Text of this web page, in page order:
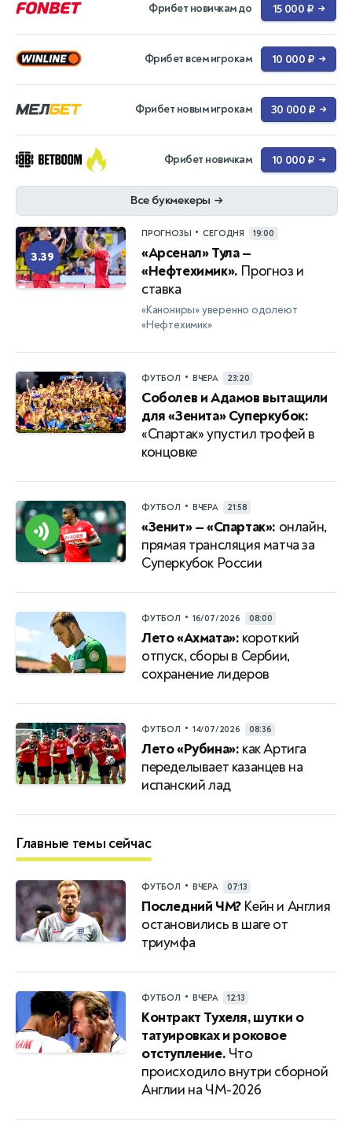
Фрибет новичкам до 15 000 ₽ →
Фрибет всем игрокам 10 000 ₽ →
Фрибет новым игрокам 30 000 ₽ →
Фрибет новичкам 10 000 ₽ →
Все букмекеры →
3.39
ПРОГНОЗЫ • СЕГОДНЯ 19:00
«Арсенал» Тула —
«Нефтехимик». Прогноз и
ставка
«Канониры» уверенно одолеют
«Нефтехимик»
ФУТБОЛ • ВЧЕРА 23:20
Соболев и Адамов вытащили
для «Зенита» Суперкубок:
«Спартак» упустил трофей в
концовке
ФУТБОЛ • ВЧЕРА 21:58
«Зенит» — «Спартак»: онлайн,
прямая трансляция матча за
Суперкубок России
ФУТБОЛ • 16/07/2026 08:00
Лето «Ахмата»: короткий
отпуск, сборы в Сербии,
сохранение лидеров
ФУТБОЛ • 14/07/2026 08:36
Лето «Рубина»: как Артига
переделывает казанцев на
испанский лад
Главные темы сейчас
ФУТБОЛ • ВЧЕРА 07:13
Последний ЧМ?Кейн и Англия
остановились в шаге от
триумфа
ФУТБОЛ • ВЧЕРА 12:13
Контракт Тухеля, шутки о
татуировках и роковое
отступление. Что
происходило внутри сборной
Англии на ЧМ-2026